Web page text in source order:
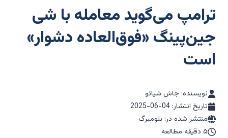
ترامپ می‌گوید معامله با شی
جین‌پینگ «فوق‌العاده دشوار»
است
نویسنده: جاش شیائو
تاریخ انتشار: 2025-06-04
منتشر شده در: بلومبرگ
۵ دقیقه مطالعه